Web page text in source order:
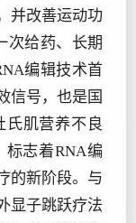
并改善运动功
次给药、长期
编辑技术首
信号，也是国
氏肌营养不良
志着RNA编
的新阶段。与
显子跳跃疗法